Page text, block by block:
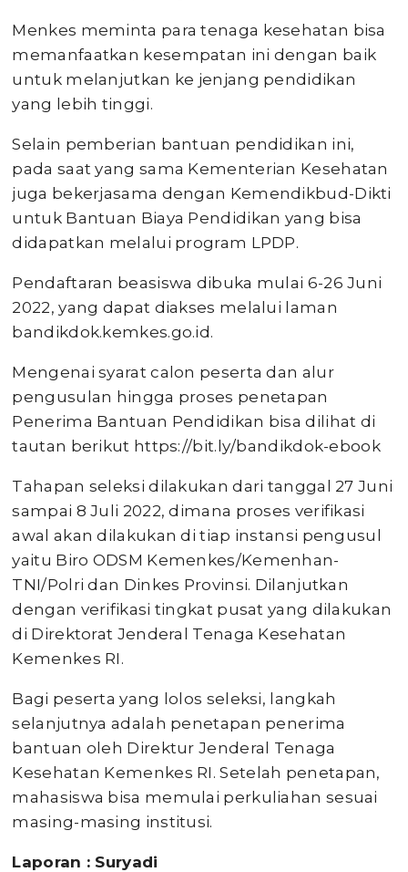
Menkes meminta para tenaga kesehatan bisa
memanfaatkan kesempatan ini dengan baik
untuk melanjutkan ke jenjang pendidikan
yang lebih tinggi.
Selain pemberian bantuan pendidikan ini,
pada saat yang sama Kementerian Kesehatan
juga bekerjasama dengan Kemendikbud-Dikti
untuk Bantuan Biaya Pendidikan yang bisa
didapatkan melalui program LPDP.
Pendaftaran beasiswa dibuka mulai 6-26 Juni
2022, yang dapat diakses melalui laman
bandikdok.kemkes.go.id.
Mengenai syarat calon peserta dan alur
pengusulan hingga proses penetapan
Penerima Bantuan Pendidikan bisa dilihat di
tautan berikut https://bit.ly/bandikdok-ebook
Tahapan seleksi dilakukan dari tanggal 27 Juni
sampai 8 Juli 2022, dimana proses verifikasi
awal akan dilakukan di tiap instansi pengusul
yaitu Biro ODSM Kemenkes/Kemenhan-
TNI/Polri dan Dinkes Provinsi. Dilanjutkan
dengan verifikasi tingkat pusat yang dilakukan
di Direktorat Jenderal Tenaga Kesehatan
Kemenkes RI.
Bagi peserta yang lolos seleksi, langkah
selanjutnya adalah penetapan penerima
bantuan oleh Direktur Jenderal Tenaga
Kesehatan Kemenkes RI. Setelah penetapan,
mahasiswa bisa memulai perkuliahan sesuai
masing-masing institusi.
Laporan : Suryadi